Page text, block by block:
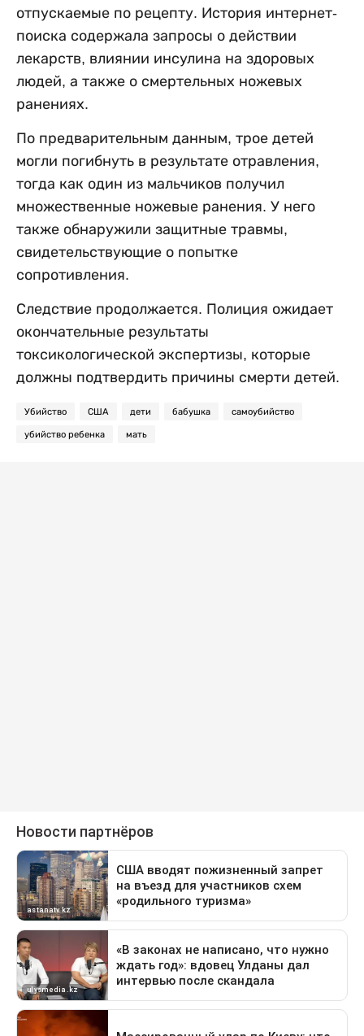
отпускаемые по рецепту. История интернет-
поиска содержала запросы о действии
лекарств, влиянии инсулина на здоровых
людей, а также о смертельных ножевых
ранениях.
По предварительным данным, трое детей
могли погибнуть в результате отравления,
тогда как один из мальчиков получил
множественные ножевые ранения. У него
также обнаружили защитные травмы,
свидетельствующие о попытке
сопротивления.
Следствие продолжается. Полиция ожидает
окончательные результаты
токсикологической экспертизы, которые
должны подтвердить причины смерти детей.
Убийство США дети бабушка самоубийство
убийство ребенка мать